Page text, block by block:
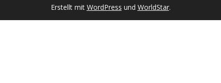
Erstellt mit WordPress und WorldStar.